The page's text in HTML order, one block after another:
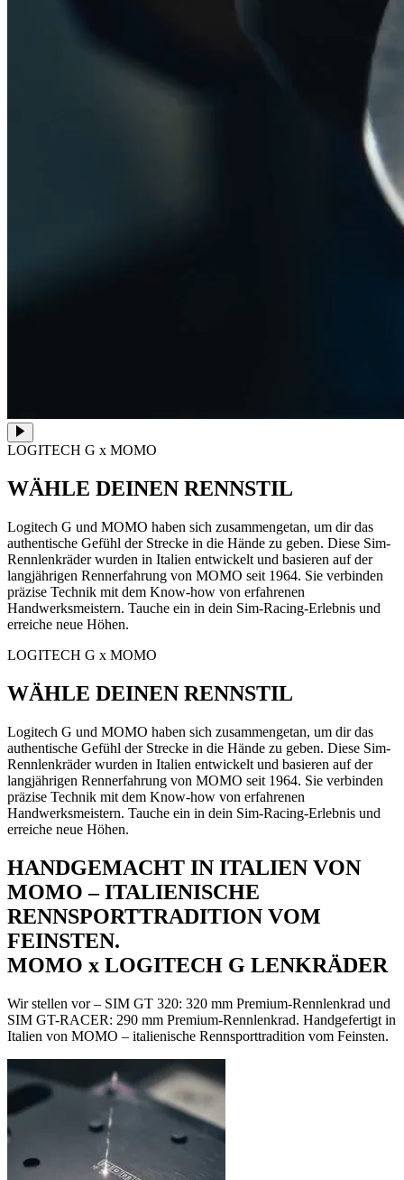
LOGITECH G x MOMO
WÄHLE DEINEN RENNSTIL
Logitech G und MOMO haben sich zusammengetan, um dir das
authentische Gefühl der Strecke in die Hände zu geben. Diese Sim-
Rennlenkräder wurden in Italien entwickelt und basieren auf der
langjährigen Rennerfahrung von MOMO seit 1964. Sie verbinden
präzise Technik mit dem Know-how von erfahrenen
Handwerksmeistern. Tauche ein in dein Sim-Racing-Erlebnis und
erreiche neue Höhen.
LOGITECH G x MOMO
WÄHLE DEINEN RENNSTIL
Logitech G und MOMO haben sich zusammengetan, um dir das
authentische Gefühl der Strecke in die Hände zu geben. Diese Sim-
Rennlenkräder wurden in Italien entwickelt und basieren auf der
langjährigen Rennerfahrung von MOMO seit 1964. Sie verbinden
präzise Technik mit dem Know-how von erfahrenen
Handwerksmeistern. Tauche ein in dein Sim-Racing-Erlebnis und
erreiche neue Höhen.
HANDGEMACHT IN ITALIEN VON
MOMO – ITALIENISCHE
RENNSPORTTRADITION VOM
FEINSTEN.
MOMO x LOGITECH G LENKRÄDER
Wir stellen vor – SIM GT 320: 320 mm Premium-Rennlenkrad und
SIM GT-RACER: 290 mm Premium-Rennlenkrad. Handgefertigt in
Italien von MOMO – italienische Rennsporttradition vom Feinsten.